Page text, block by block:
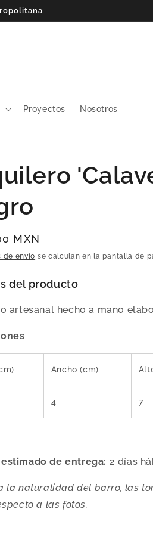
Proyectos Nosotros
MXN
de envío se calculan en la pantalla de
del producto
artesanal hecho a mano
Ancho (cm)
4 7
de entrega: 2 días
la naturalidad del barro, las
a las fotos.